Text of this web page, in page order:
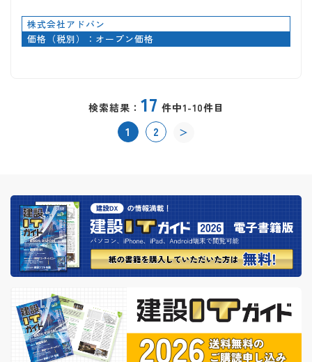
株式会社アドバン
価格（税別）：オープン価格
検索結果： 17 件中1-10件目
1 2 ＞